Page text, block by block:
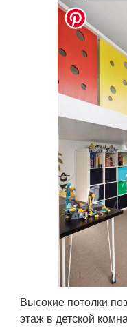
Высокие потолки
этаж в детской